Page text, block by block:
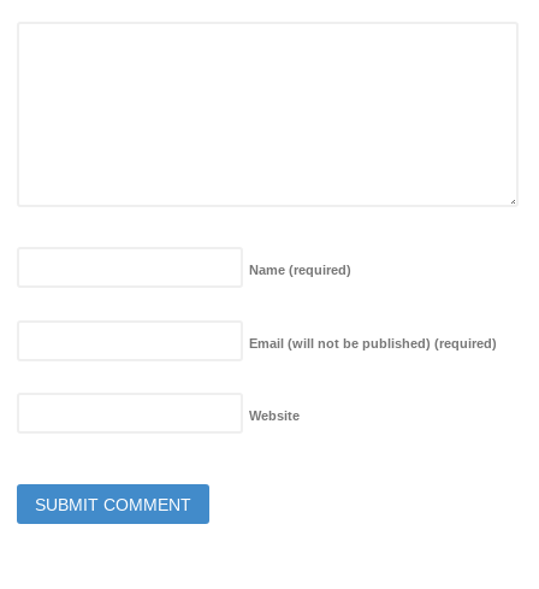
Name (required)
Email (will not be published) (required)
Website